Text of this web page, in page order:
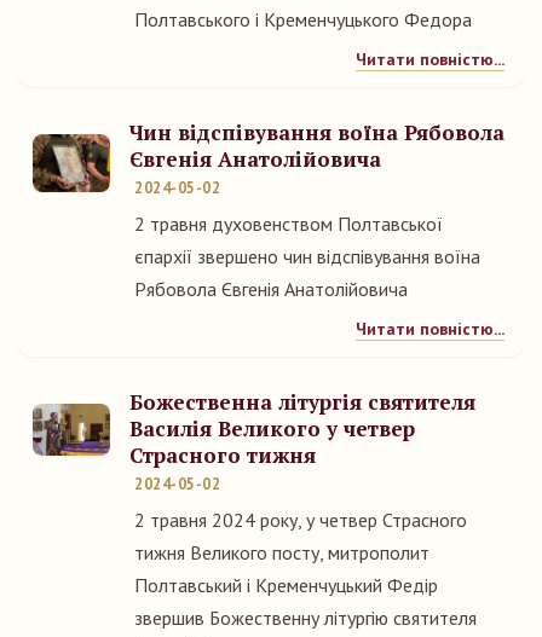
Полтавського і Кременчуцького Федора
Читати повністю...
Чин відспівування воїна Рябовола
Євгенія Анатолійовича
2024-05-02
2 травня духовенством Полтавської
єпархії звершено чин відспівування воїна
Рябовола Євгенія Анатолійовича
Читати повністю...
Божественна літургія святителя
Василія Великого у четвер
Страсного тижня
2024-05-02
2 травня 2024 року, у четвер Страсного
тижня Великого посту, митрополит
Полтавський і Кременчуцький Федір
звершив Божественну літургію святителя